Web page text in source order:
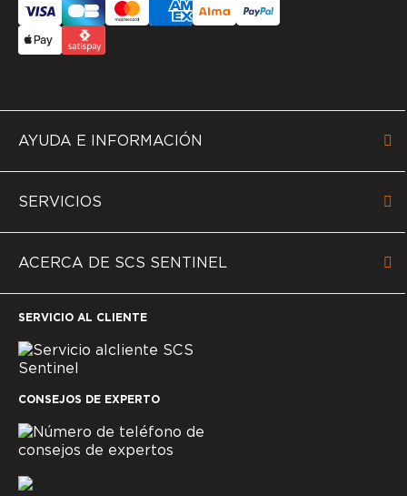
AYUDA E INFORMACIÓN
SERVICIOS
ACERCA DE SCS SENTINEL
SERVICIO AL CLIENTE
CONSEJOS DE EXPERTO